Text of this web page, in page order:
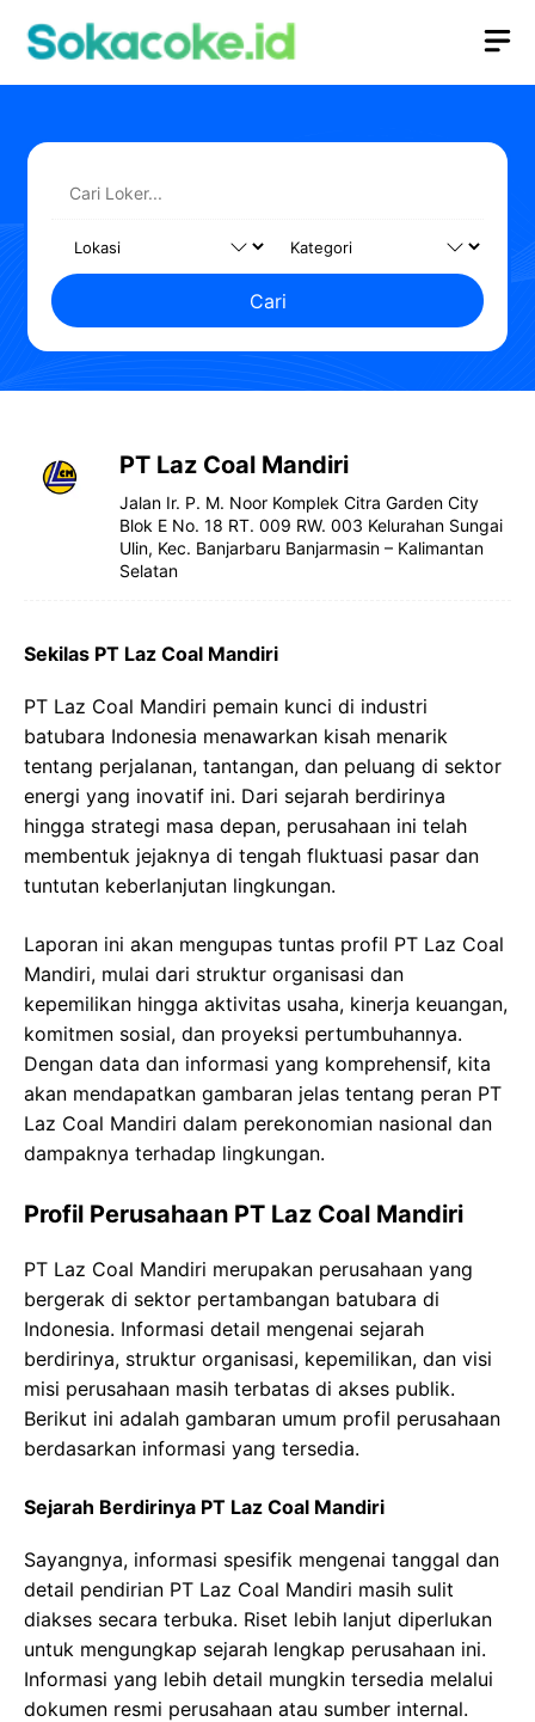
Cari
PT Laz Coal Mandiri
Jalan Ir. P. M. Noor Komplek Citra Garden City
Blok E No. 18 RT. 009 RW. 003 Kelurahan Sungai
Ulin, Kec. Banjarbaru Banjarmasin – Kalimantan
Selatan
Sekilas PT Laz Coal Mandiri
PT Laz Coal Mandiri pemain kunci di industri
batubara Indonesia menawarkan kisah menarik
tentang perjalanan, tantangan, dan peluang di sektor
energi yang inovatif ini. Dari sejarah berdirinya
hingga strategi masa depan, perusahaan ini telah
membentuk jejaknya di tengah fluktuasi pasar dan
tuntutan keberlanjutan lingkungan.
Laporan ini akan mengupas tuntas profil PT Laz Coal
Mandiri, mulai dari struktur organisasi dan
kepemilikan hingga aktivitas usaha, kinerja keuangan,
komitmen sosial, dan proyeksi pertumbuhannya.
Dengan data dan informasi yang komprehensif, kita
akan mendapatkan gambaran jelas tentang peran PT
Laz Coal Mandiri dalam perekonomian nasional dan
dampaknya terhadap lingkungan.
Profil Perusahaan PT Laz Coal Mandiri
PT Laz Coal Mandiri merupakan perusahaan yang
bergerak di sektor pertambangan batubara di
Indonesia. Informasi detail mengenai sejarah
berdirinya, struktur organisasi, kepemilikan, dan visi
misi perusahaan masih terbatas di akses publik.
Berikut ini adalah gambaran umum profil perusahaan
berdasarkan informasi yang tersedia.
Sejarah Berdirinya PT Laz Coal Mandiri
Sayangnya, informasi spesifik mengenai tanggal dan
detail pendirian PT Laz Coal Mandiri masih sulit
diakses secara terbuka. Riset lebih lanjut diperlukan
untuk mengungkap sejarah lengkap perusahaan ini.
Informasi yang lebih detail mungkin tersedia melalui
dokumen resmi perusahaan atau sumber internal.